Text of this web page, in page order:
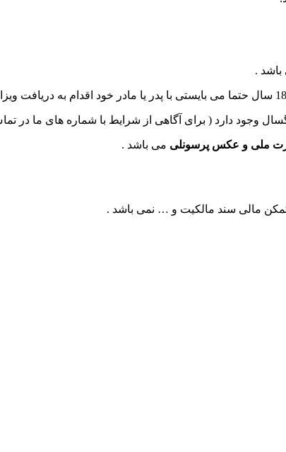
باشد .
ملی و عکس پرسونلی می باشد .
تمکن مالی سند مالکیت و … نمی باشد .